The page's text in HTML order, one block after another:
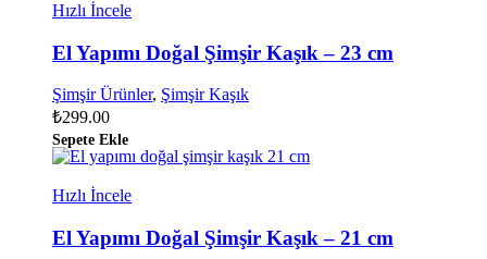
Hızlı İncele
El Yapımı Doğal Şimşir Kaşık – 23 cm
Şimşir Ürünler, Şimşir Kaşık
₺299.00
Sepete Ekle
Hızlı İncele
El Yapımı Doğal Şimşir Kaşık – 21 cm